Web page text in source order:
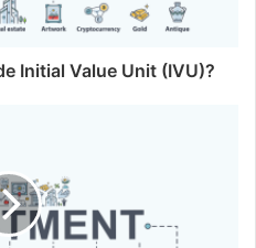
Initial Value Unit (IVU)?